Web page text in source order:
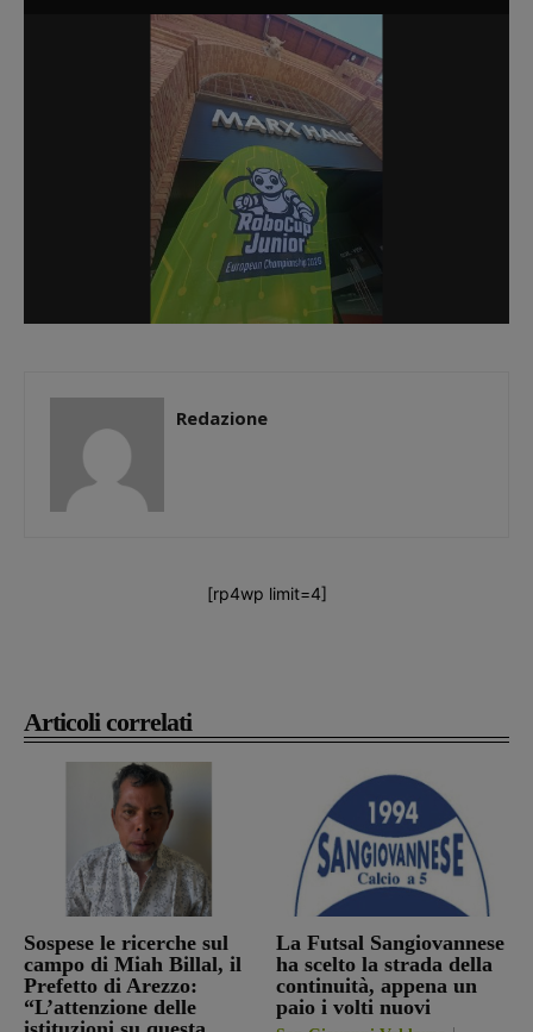
Articoli correlati
Sospese le ricerche sul
campo di Miah Billal, il
Prefetto di Arezzo:
“L’attenzione delle
La Futsal Sangiovannese
ha scelto la strada della
continuità, appena un
paio i volti nuovi
Redazione
[rp4wp limit=4]